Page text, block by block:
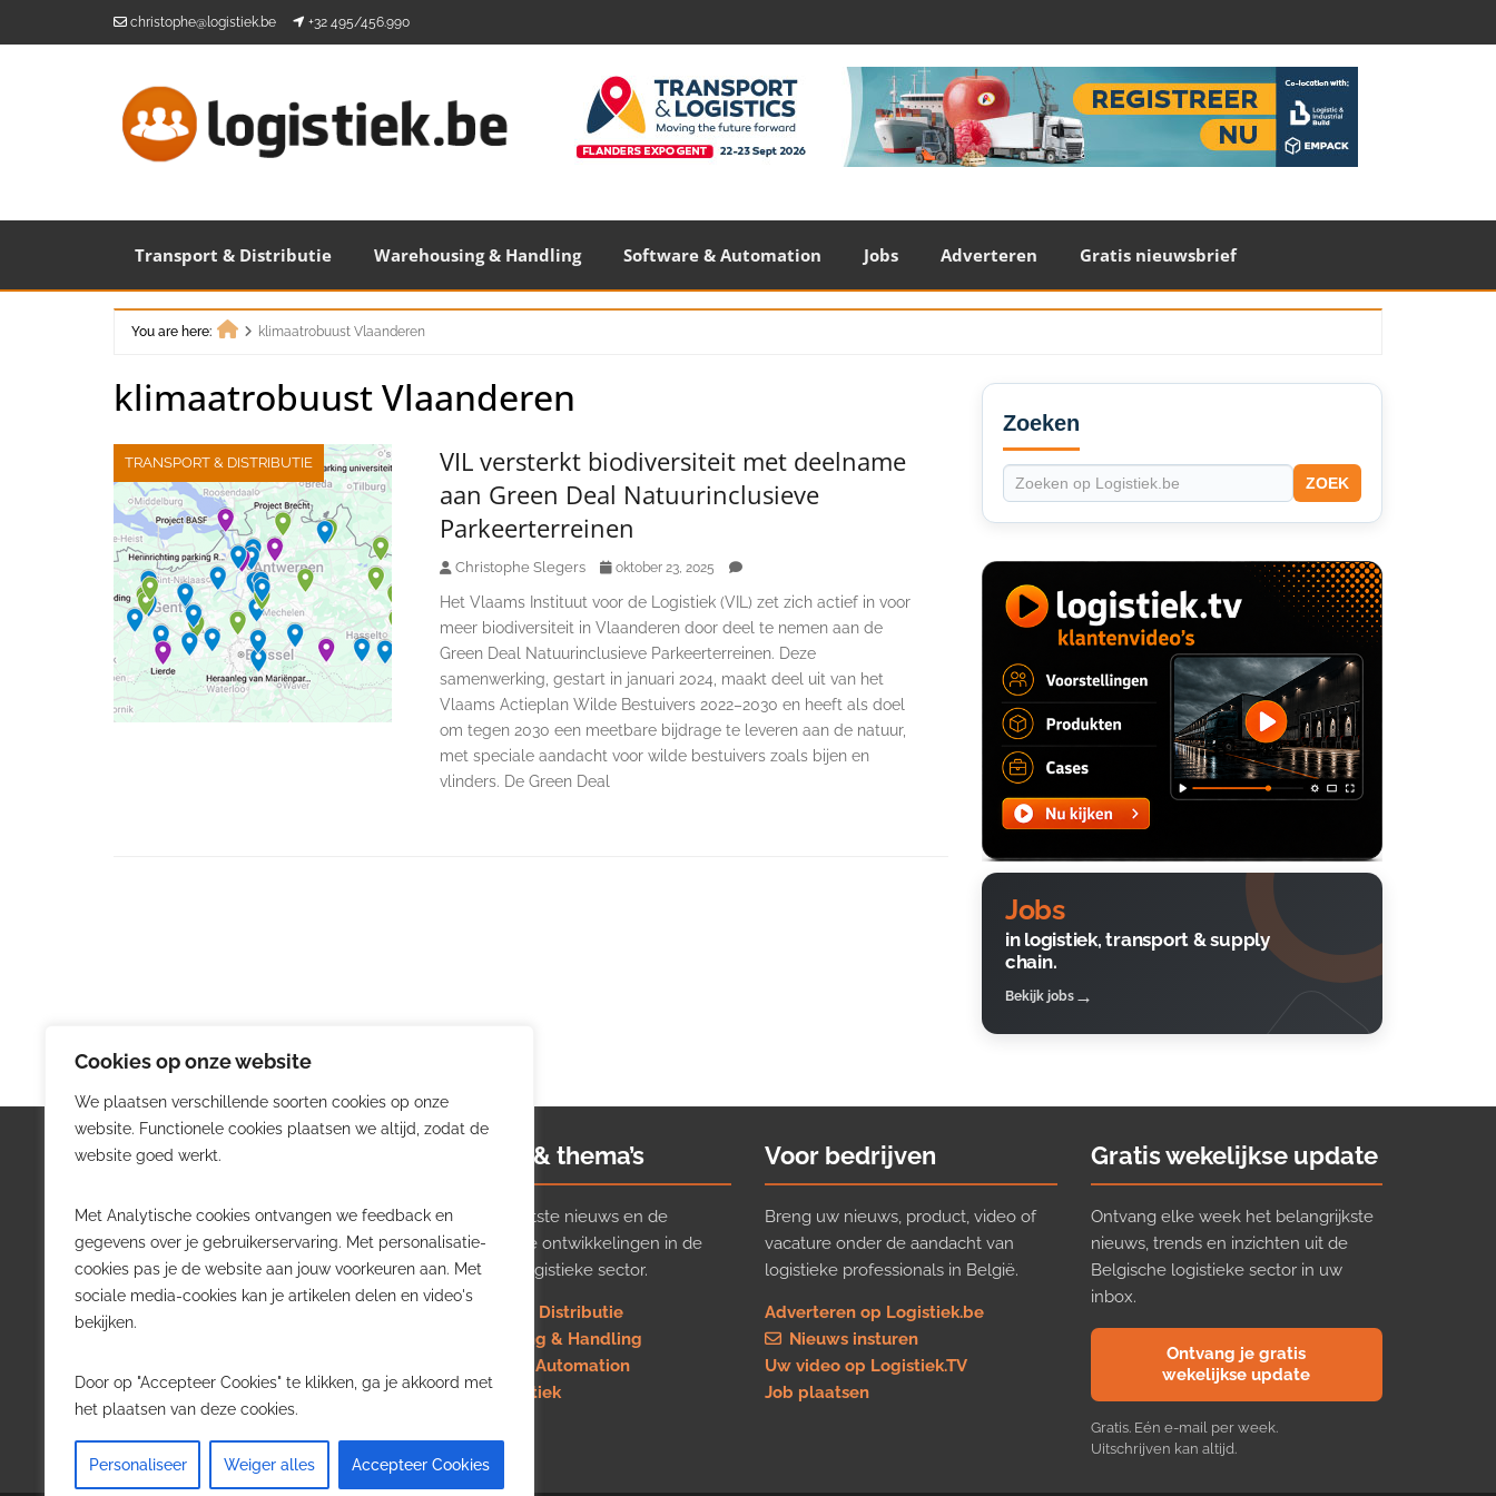
Cookies op onze website
We plaatsen verschillende soorten cookies op onze
website. Functionele cookies plaatsen we altijd, zodat de
website goed werkt.
Met Analytische cookies ontvangen we feedback en
gegevens over je gebruikerservaring. Met personalisatie-
cookies pas je de website aan jouw voorkeuren aan. Met
sociale media-cookies kan je artikelen delen en video's
bekijken.
Door op "Accepteer Cookies" te klikken, ga je akkoord met
het plaatsen van deze cookies.
Personaliseer Weiger alles Accepteer Cookies
christophe@logistiek.be +32 495/456.990
Transport & Distributie Warehousing & Handling Software & Automation Jobs Adverteren Gratis nieuwsbrief
You are here:
klimaatrobuust Vlaanderen
klimaatrobuust Vlaanderen
TRANSPORT & DISTRIBUTIE
VIL versterkt biodiversiteit met deelname
aan Green Deal Natuurinclusieve
Parkeerterreinen
Christophe Slegers oktober 23, 2025
Het Vlaams Instituut voor de Logistiek (VIL) zet zich actief in voor
meer biodiversiteit in Vlaanderen door deel te nemen aan de
Green Deal Natuurinclusieve Parkeerterreinen. Deze
samenwerking, gestart in januari 2024, maakt deel uit van het
Vlaams Actieplan Wilde Bestuivers 2022–2030 en heeft als doel
om tegen 2030 een meetbare bijdrage te leveren aan de natuur,
met speciale aandacht voor wilde bestuivers zoals bijen en
vlinders. De Green Deal
Secondary
Sidebar
Zoeken
ZOEK
Jobs
in logistiek, transport & supply
chain.
Bekijk jobs
Logistiek.be
Logistiek.be brengt dagelijks nieuws,
trends en praktijkverhalen over
transport, warehousing, supply chain
en automatisering in België.
willen volgen.
Nieuws & thema’s
Volg het laatste nieuws en de
belangrijkste ontwikkelingen in de
Belgische logistieke sector.
Transport & Distributie
Warehousing & Handling
Software & Automation
Job in logistiek
Voor bedrijven
Breng uw nieuws, product, video of
vacature onder de aandacht van
logistieke professionals in België.
Adverteren op Logistiek.be
Nieuws insturen
Uw video op Logistiek.TV
Job plaatsen
Gratis wekelijkse update
Ontvang elke week het belangrijkste
nieuws, trends en inzichten uit de
Belgische logistieke sector in uw
inbox.
Ontvang je gratis
wekelijkse update
Gratis. Eén e-mail per week.
Uitschrijven kan altijd.